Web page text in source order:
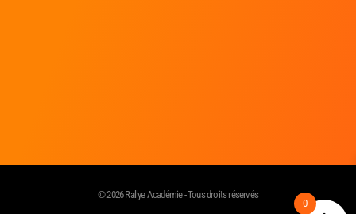
© 2026 Rallye Académie - Tous droits réservés
0